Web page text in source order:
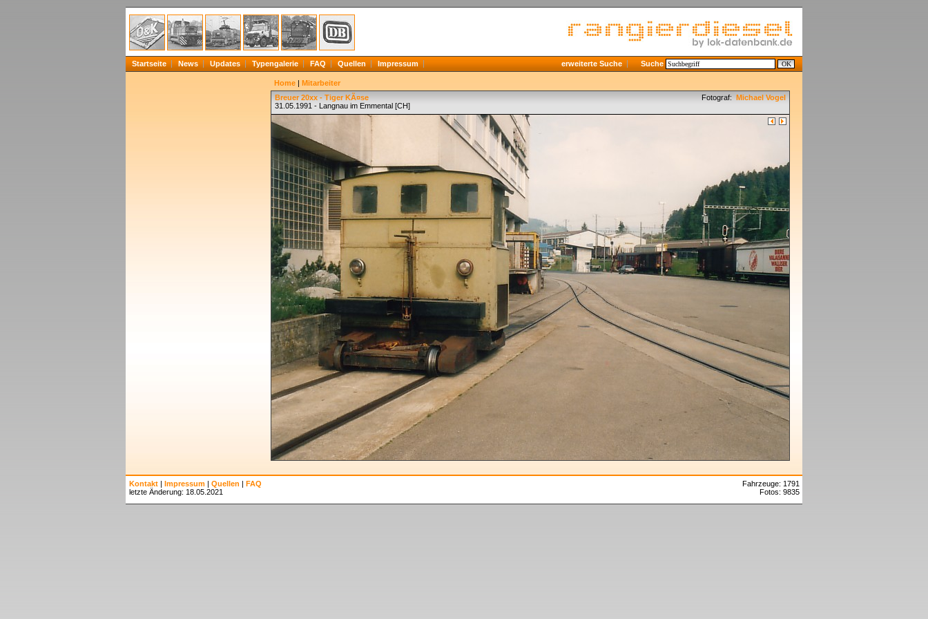
Startseite News Updates Typengalerie FAQ Quellen Impressum erweiterte Suche Suche
Home | Mitarbeiter
Breuer 20xx - Tiger KÃ¤se
31.05.1991 - Langnau im Emmental [CH]
Fotograf: Michael Vogel
Kontakt | Impressum | Quellen | FAQ
letzte Änderung: 18.05.2021
Fahrzeuge: 1791
Fotos: 9835